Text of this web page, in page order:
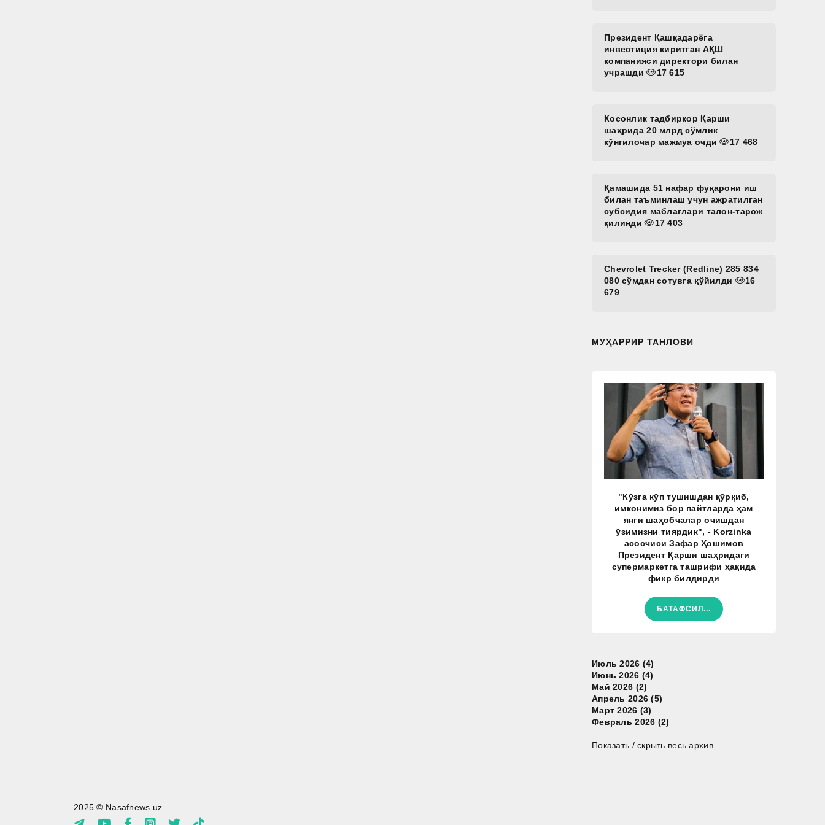
Президент Қашқадарёга
инвестиция киритган АҚШ
компанияси директори билан
учрашди
17 615
Косонлик тадбиркор Қарши
шаҳрида 20 млрд сўмлик
кўнгилочар мажмуа очди
17 468
Қамашида 51 нафар фуқарони иш
билан таъминлаш учун ажратилган
субсидия маблағлари талон-тарож
қилинди
17 403
Chevrolet Trecker (Redline) 285 834
080 сўмдан сотувга қўйилди
16
679
МУҲАРРИР ТАНЛОВИ
"Кўзга кўп тушишдан қўрқиб,
имконимиз бор пайтларда ҳам
янги шаҳобчалар очишдан
ўзимизни тиярдик", - Korzinka
асосчиси Зафар Ҳошимов
Президент Қарши шаҳридаги
супермаркетга ташрифи ҳақида
фикр билдирди
БАТАФСИЛ...
Июль 2026 (4)
Июнь 2026 (4)
Май 2026 (2)
Апрель 2026 (5)
Март 2026 (3)
Февраль 2026 (2)
Показать / скрыть весь архив
2025 © Nasafnews.uz